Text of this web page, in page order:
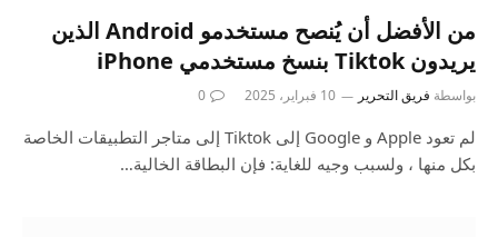
من الأفضل أن يُنصح مستخدمو Android الذين
يريدون Tiktok بنسخ مستخدمي iPhone
بواسطة فريق التحرير 10 فبراير، 2025 0
لم تعود Apple و Google إلى Tiktok إلى متاجر التطبيقات الخاصة
بكل منها ، ولسبب وجيه للغاية: فإن البطاقة الخالية…